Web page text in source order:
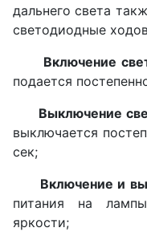
дальнего света
светодиодные
Включение
подается
Выключение
выключается
сек;
Включение и
питания на
яркости;